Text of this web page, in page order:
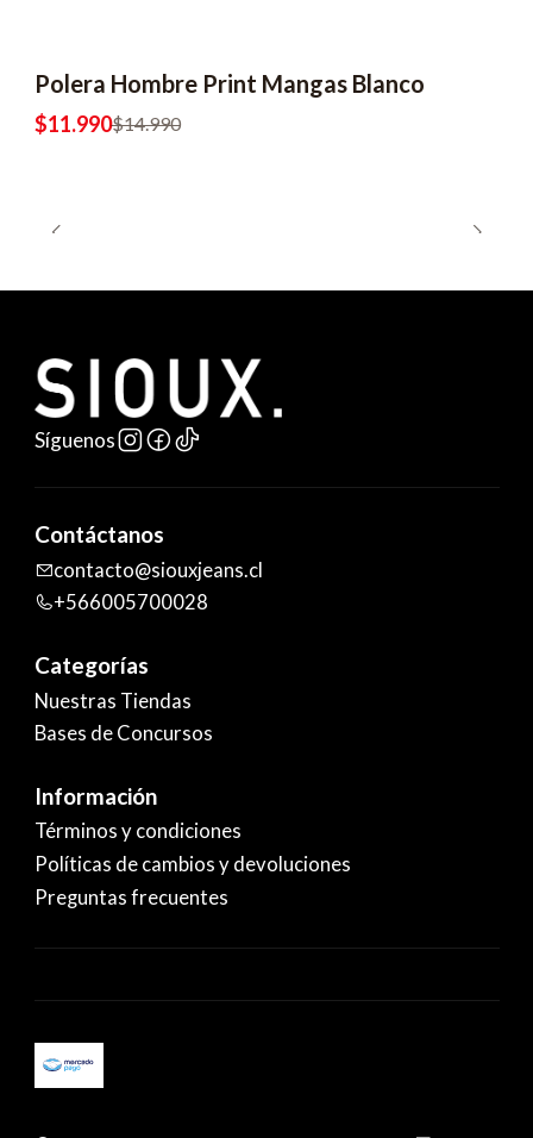
Polera Hombre Print Mangas Blanco
$11.990$14.990
Síguenos
Contáctanos
contacto@siouxjeans.cl
+566005700028
Categorías
Nuestras Tiendas
Bases de Concursos
Información
Términos y condiciones
Políticas de cambios y devoluciones
Preguntas frecuentes